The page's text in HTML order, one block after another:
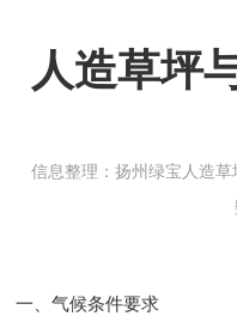
人造草坪
信息整理：扬州绿宝人造草
一、气候条件要求